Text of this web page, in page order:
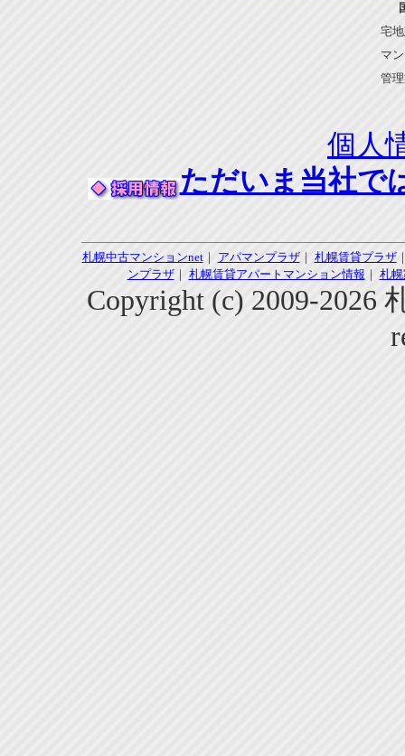
宅
マ
管
個人
ただいま当社で
札幌中古マンションnet｜ アパマンプラザ｜ 札幌賃貸プラザ
ンプラザ｜ 札幌賃貸アパートマンション情報 ｜ 札
Copyright (c) 2009-2026